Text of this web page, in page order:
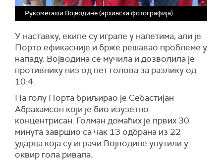
Рукометаши Војводине (архивска фотографија)
У наставку, екипе су играле у налетима, али је
Порто ефикасније и брже решавао проблеме у
нападу. Војводина се мучила и дозволила је
противнику низ од пет голова за разлику од
10:4.
На голу Порта бриљирао је Себастијан
Абрахамсон који је био изузетно
концентрисан. Голман домаћих је првих 30
минута завршио са чак 13 одбрана из 22
ударца која су играчи Војводине упутили у
оквир гола ривала.